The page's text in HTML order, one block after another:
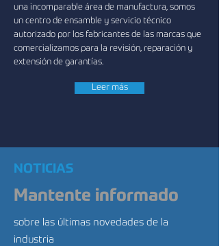
una incomparable área de manufactura, somos
un centro de ensamble y servicio técnico
autorizado por los fabricantes de las marcas que
comercializamos para la revisión, reparación y
extensión de garantías.
Leer más
NOTICIAS
Mantente informado
sobre las últimas novedades de la
industria